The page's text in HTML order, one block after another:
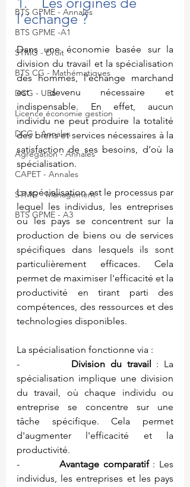
BTS GPME - Annales
BTS GPME -A1
STMG - Droit
BTS CG - Mathématiques
DCG - UE6
Licence économie gestion
DCG - Annales
Agrégation - Annales
CAPET - Annales
STMG - Management
BTS GPME - A3
l’échange ?
Dans une économie basée sur la
division du travail et la spécialisation
des hommes, l’échange marchand
est devenu nécessaire et
indispensable. En effet, aucun
individu ne peut produire la totalité
des biens et services nécessaires à la
satisfaction de ses besoins, d’où la
spécialisation.
La spécialisation est le processus par
lequel les individus, les entreprises
ou les pays se concentrent sur la
production de biens ou de services
spécifiques dans lesquels ils sont
particulièrement efficaces. Cela
permet de maximiser l'efficacité et la
productivité en tirant parti des
compétences, des ressources et des
technologies disponibles.
La spécialisation fonctionne via :
- Division du travail
: La
spécialisation implique une division
du travail, où chaque individu ou
entreprise se concentre sur une
tâche spécifique. Cela permet
d'augmenter l'efficacité et la
productivité.
- Avantage comparatif : Les
individus, les entreprises et les pays